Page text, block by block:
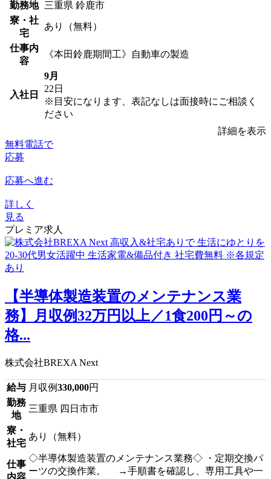
勤務地 三重県 鈴鹿市
寮・社
宅
あり（無料）
仕事内
容
《本田鈴鹿期間工》自動車の製造
入社日
9月
22日
※目安になります、表記なしは面接時にご相談く
ださい
詳細を表示
無料電話で
応募
応募へ進む
詳しく
見る
プレミア求人
【半導体製造装置のメンテナンス業
務】月収例32万円以上／1食200円～の
格...
株式会社BREXA Next
給与 月収例330,000円
勤務
地
三重県 四日市市
寮・
社宅
あり（無料）
仕事
内容
◇半導体製造装置のメンテナンス業務◇ ・定期交換パ
ーツの交換作業。 →手順書を確認し、専用工具や一